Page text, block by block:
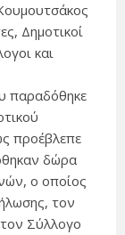
Δημοτικοί
και
παραδόθηκε
προέβλεπε
δώρα
ο οποίος
τον
Σύλλογο